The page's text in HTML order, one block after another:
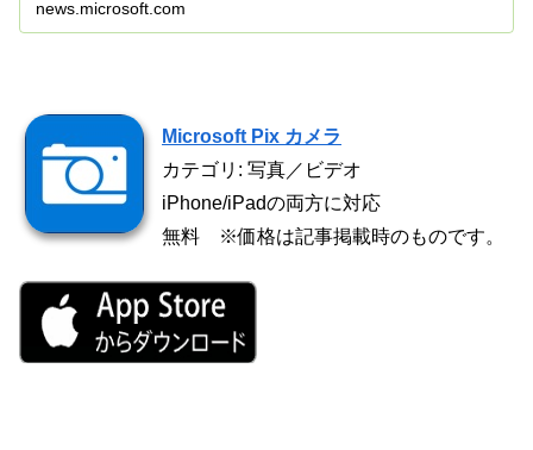
news.microsoft.com
Microsoft Pix カメラ
カテゴリ: 写真／ビデオ
iPhone/iPadの両方に対応
無料 ※価格は記事掲載時のものです。